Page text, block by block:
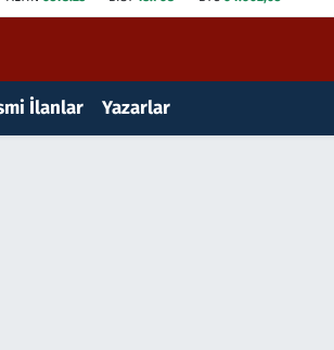
İlanlar Yazarlar